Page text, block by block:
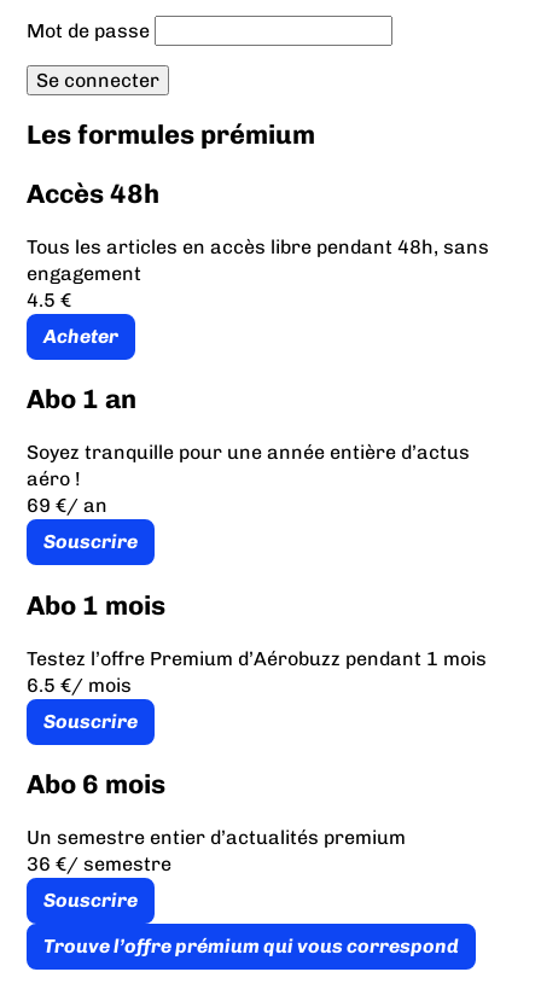
Mot de passe
Les formules prémium
Accès 48h
Tous les articles en accès libre pendant 48h, sans
engagement
4.5 €
Acheter
Abo 1 an
Soyez tranquille pour une année entière d’actus
aéro !
69 €/ an
Souscrire
Abo 1 mois
Testez l’offre Premium d’Aérobuzz pendant 1 mois
6.5 €/ mois
Souscrire
Abo 6 mois
Un semestre entier d’actualités premium
36 €/ semestre
Souscrire
Trouve l’offre prémium qui vous correspond